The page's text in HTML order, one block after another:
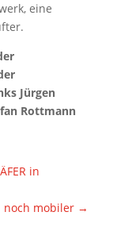
eine
Jürgen
Rottmann
in
noch mobiler →